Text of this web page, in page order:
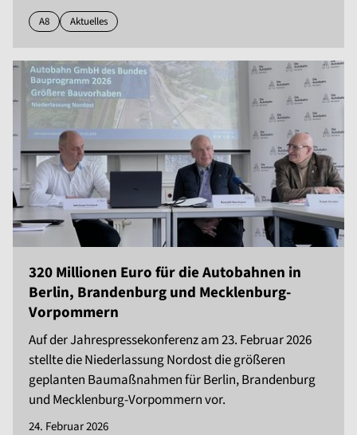
A8 Aktuelles
320 Millionen Euro für die Autobahnen in
Berlin, Brandenburg und Mecklenburg-
Vorpommern
Auf der Jahrespressekonferenz am 23. Februar 2026
stellte die Niederlassung Nordost die größeren
geplanten Baumaßnahmen für Berlin, Brandenburg
und Mecklenburg-Vorpommern vor.
24. Februar 2026